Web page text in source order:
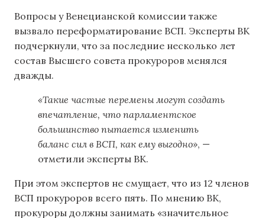
Вопросы у Венецианской комиссии также
вызвало переформатирование ВСП. Эксперты ВК
подчеркнули, что за последние несколько лет
состав Высшего совета прокуроров менялся
дважды.
«Такие частые перемены могут создать
впечатление, что парламентское
большинство пытается изменить
баланс сил в ВСП, как ему выгодно», —
отметили эксперты ВК.
При этом экспертов не смущает, что из 12 членов
ВСП прокуроров всего пять. По мнению ВК,
прокуроры должны занимать «значительное